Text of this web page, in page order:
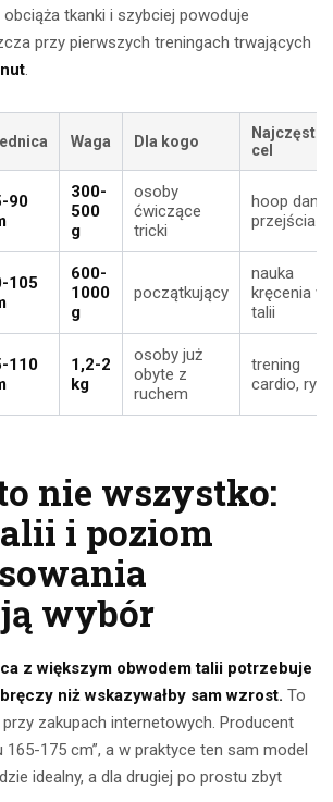
tkanki i szybciej powoduje
przy pierwszych treningach trwających
.
Waga Dla kogo
cel
90
300-
500
g
osoby
ćwiczące
tricki
hoop
przejścia
105
600-
1000
g
początkujący
nauka
kręcenia w
talii
110
1,2-2
kg
osoby już
obyte z
ruchem
trening
cardio,
nie wszystko:
i poziom
wybór
z większym obwodem talii potrzebuje
niż wskazywałby sam wzrost. To
przy zakupach internetowych. Producent
175 cm”, a w praktyce ten sam model
idealny, a dla drugiej po prostu zbyt